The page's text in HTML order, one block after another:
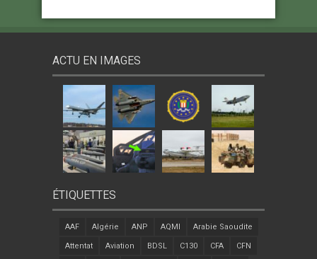
ACTU EN IMAGES
ÉTIQUETTES
AAF Algérie ANP AQMI Arabie Saoudite
Attentat Aviation BDSL C130 CFA CFN